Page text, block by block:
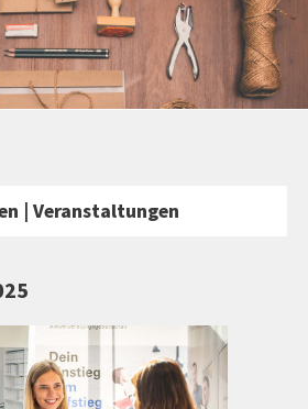
| Veranstaltungen